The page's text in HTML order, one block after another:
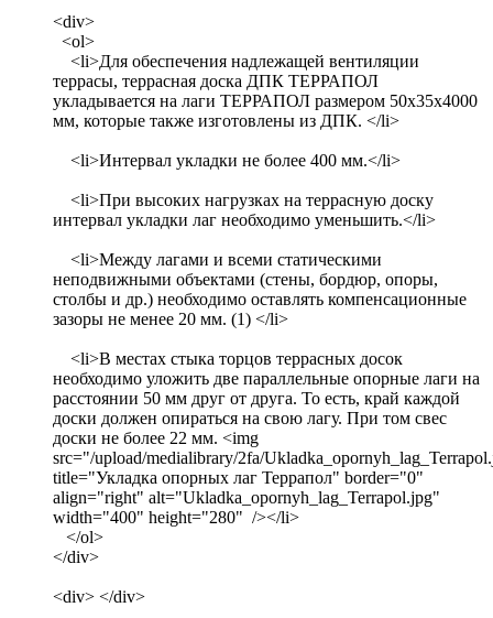
<div>
<ol>
<li>Для обеспечения надлежащей вентиляции
террасы, террасная доска ДПК ТЕРРАПОЛ
укладывается на лаги ТЕРРАПОЛ размером 50х35х4000
мм, которые также изготовлены из ДПК. </li>
<li>Интервал укладки не более 400 мм.</li>
<li>При высоких нагрузках на террасную доску
интервал укладки лаг необходимо уменьшить.</li>
<li>Между лагами и всеми статическими
неподвижными объектами (стены, бордюр, опоры,
столбы и др.) необходимо оставлять компенсационные
зазоры не менее 20 мм. (1) </li>
<li>В местах стыка торцов террасных досок
необходимо уложить две параллельные опорные лаги на
расстоянии 50 мм друг от друга. То есть, край каждой
доски должен опираться на свою лагу. При том свес
доски не более 22 мм. <img
src="/upload/medialibrary/2fa/
title="Укладка опорных лаг Террапол" border="0"
align="right" alt="Ukladka_opornyh_lag_Terrapol.jpg"
width="400" height="280" /></li>
</ol>
</div>
<div> </div>